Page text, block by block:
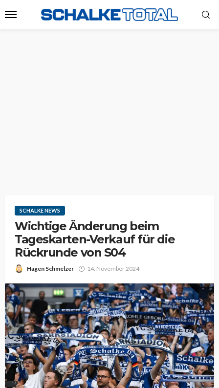
SCHALKE NEWS
Wichtige Änderung beim
Tageskarten-Verkauf für die
Rückrunde von S04
Hagen Schmelzer 14. November 2024